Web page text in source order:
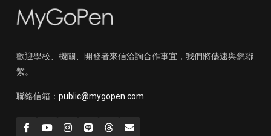
歡迎學校、機關、開發者來信洽詢合作事宜，我們將儘速與您聯
繫。
聯絡信箱： public@mygopen.com